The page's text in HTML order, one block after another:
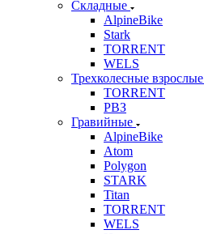
Складные
AlpineBike
Stark
TORRENT
WELS
Трехколесные взрослые
TORRENT
РВЗ
Гравийные
AlpineBike
Atom
Polygon
STARK
Titan
TORRENT
WELS